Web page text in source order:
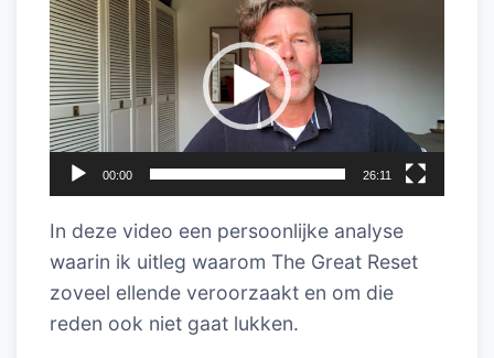
00:00 26:11
In deze video een persoonlijke analyse
waarin ik uitleg waarom The Great Reset
zoveel ellende veroorzaakt en om die
reden ook niet gaat lukken.